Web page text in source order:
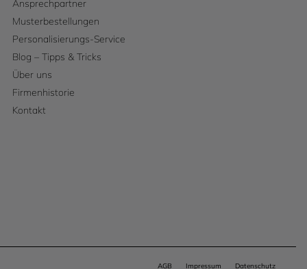
Ansprechpartner
Musterbestellungen
Personalisierungs-Service
Blog – Tipps & Tricks
Über uns
Firmenhistorie
Kontakt
Datenschutz
Impressum
AGB